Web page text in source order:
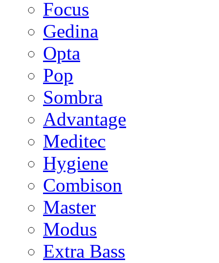
Focus
Gedina
Opta
Pop
Sombra
Advantage
Meditec
Hygiene
Combison
Master
Modus
Extra Bass